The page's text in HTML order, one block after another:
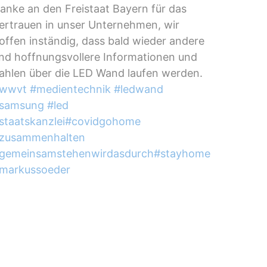
an den Freistaat Bayern für das
in unser Unternehmen, wir
inständig, dass bald wieder andere
hoffnungsvollere Informationen und
über die LED Wand laufen werden.
#medientechnik #ledwand
samsung #led
staatskanzlei#covidgohome
zusammenhalten
gemeinsamstehenwirdasdurch#stayhome
markussoeder